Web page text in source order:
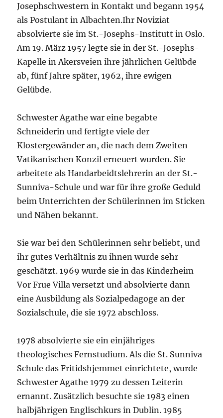
Josephschwestern in Kontakt und begann 1954
als Postulant in Albachten.Ihr Noviziat
absolvierte sie im St.-Josephs-Institutt in Oslo.
Am 19. März 1957 legte sie in der St.-Josephs-
Kapelle in Akersveien ihre jährlichen Gelübde
ab, fünf Jahre später, 1962, ihre ewigen
Gelübde.
Schwester Agathe war eine begabte
Schneiderin und fertigte viele der
Klostergewänder an, die nach dem Zweiten
Vatikanischen Konzil erneuert wurden. Sie
arbeitete als Handarbeidtslehrerin an der St.-
Sunniva-Schule und war für ihre große Geduld
beim Unterrichten der Schülerinnen im Sticken
und Nähen bekannt.
Sie war bei den Schülerinnen sehr beliebt, und
ihr gutes Verhältnis zu ihnen wurde sehr
geschätzt. 1969 wurde sie in das Kinderheim
Vor Frue Villa versetzt und absolvierte dann
eine Ausbildung als Sozialpedagoge an der
Sozialschule, die sie 1972 abschloss.
1978 absolvierte sie ein einjähriges
theologisches Fernstudium. Als die St. Sunniva
Schule das Fritidshjemmet einrichtete, wurde
Schwester Agathe 1979 zu dessen Leiterin
ernannt. Zusätzlich besuchte sie 1983 einen
halbjährigen Englischkurs in Dublin. 1985